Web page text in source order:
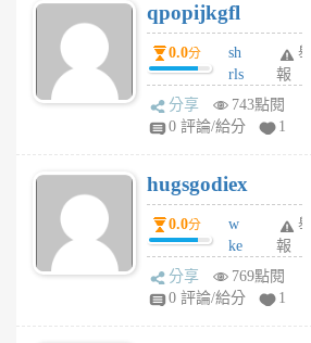
6
個
月
前
qpopijkgfl
0.0分
sh
rls
k
m
6
個
月
前
舉
報
分享
743點閱
0 評論/給分
1
hugsgodiex
0.0分
w
ke
rv
pj
舉
報
分享
769點閱
0 評論/給分
1